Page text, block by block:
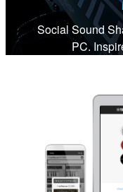
Social Sound
PC.